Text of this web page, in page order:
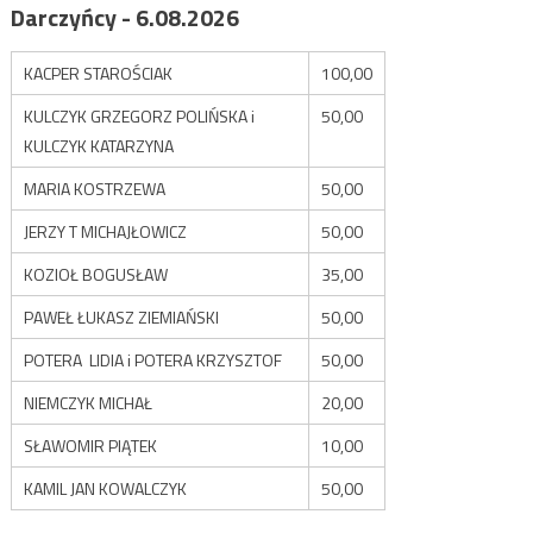
Darczyńcy - 6.08.2026
KACPER STAROŚCIAK
100,00
KULCZYK GRZEGORZ POLIŃSKA i
KULCZYK KATARZYNA
50,00
MARIA KOSTRZEWA
50,00
JERZY T MICHAJŁOWICZ
50,00
KOZIOŁ BOGUSŁAW
35,00
PAWEŁ ŁUKASZ ZIEMIAŃSKI
50,00
POTERA LIDIA i POTERA KRZYSZTOF
50,00
NIEMCZYK MICHAŁ
20,00
SŁAWOMIR PIĄTEK
10,00
KAMIL JAN KOWALCZYK
50,00